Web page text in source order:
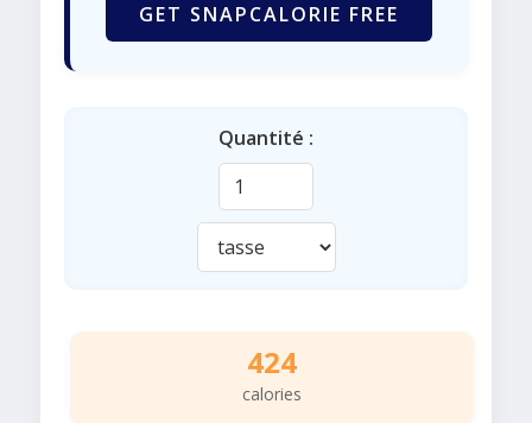
GET SNAPCALORIE FREE
Quantité :
424
calories